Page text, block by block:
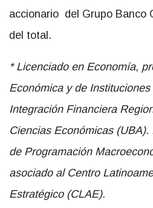
accionario del Grupo Banco
del total.
* Licenciado en Economía,
Económica y de
Integración Financiera
Ciencias Económicas
de Programación
asociado al Centro
Estratégico (CLAE).